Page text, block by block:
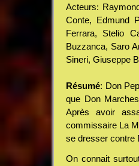
Acteurs:
Conte, Edmund
Ferrara, Stelio
Buzzanca, Saro
Sineri, Giuseppe
Résumé: Don
que Don
Après avoir
commissaire La
se dresser contre
On connait